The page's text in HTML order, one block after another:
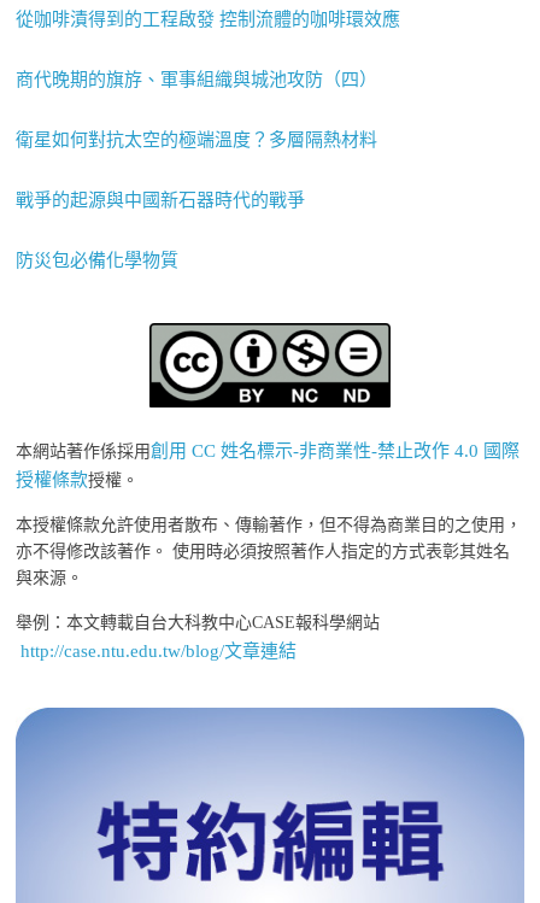
從咖啡漬得到的工程啟發 控制流體的咖啡環效應
商代晚期的旗斿、軍事組織與城池攻防（四）
衛星如何對抗太空的極端溫度？多層隔熱材料
戰爭的起源與中國新石器時代的戰爭
防災包必備化學物質
本網站著作係採用創用 CC 姓名標示-非商業性-禁止改作 4.0 國際
授權條款授權。
本授權條款允許使用者散布、傳輸著作，但不得為商業目的之使用，
亦不得修改該著作。 使用時必須按照著作人指定的方式表彰其姓名
與來源。
舉例：本文轉載自台大科教中心CASE報科學網站
http://case.ntu.edu.tw/blog/文章連結